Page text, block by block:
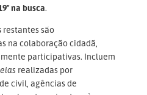
na busca.
restantes são
na colaboração cidadã,
participativas. Incluem
realizadas por
civil, agências de